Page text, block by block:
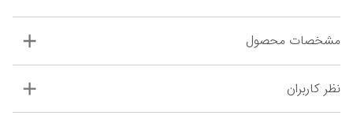
مشخصات محصول
نظر کاربران